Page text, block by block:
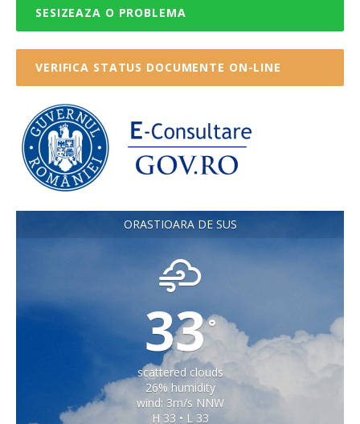
SESIZEAZA O PROBLEMA
VERIFICA STATUS DOCUMENTE ON-LINE
ORASTIOARA DE SUS
33°
scattered clouds
26% humidity
wind: 3m/s NNW
H 33 • L 33